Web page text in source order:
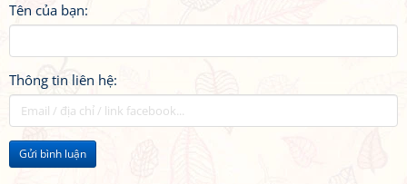
Tên của bạn:
Thông tin liên hệ:
Gửi bình luận